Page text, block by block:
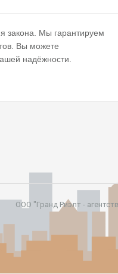
закона. Мы гарантируем
Вы можете
надёжности.
ООО "Гранд Риэлт -